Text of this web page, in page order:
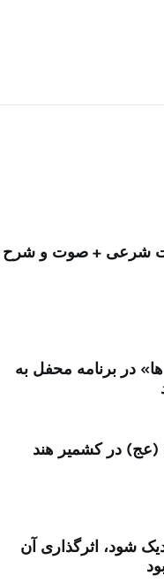
شرعی + صوت و شرح
در برنامه محفل به
(عج) در کشمیر هند
شود، اثرگذاری آن